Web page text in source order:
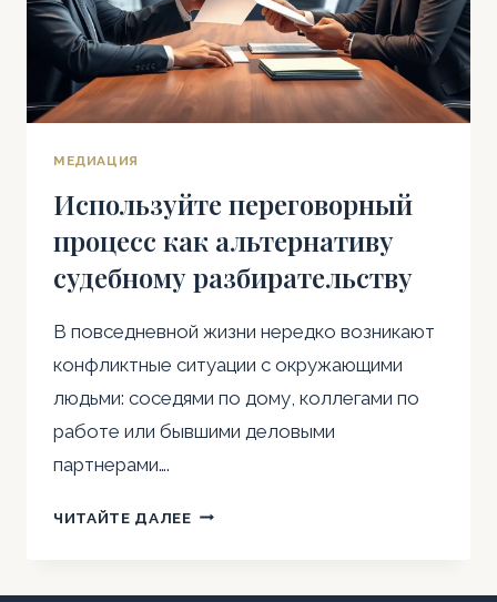
МЕДИАЦИЯ
Используйте переговорный
процесс как альтернативу
судебному разбирательству
В повседневной жизни нередко возникают
конфликтные ситуации с окружающими
людьми: соседями по дому, коллегами по
работе или бывшими деловыми
партнерами….
ЧИТАЙТЕ ДАЛЕЕИСПОЛЬЗУЙТЕ
КАК